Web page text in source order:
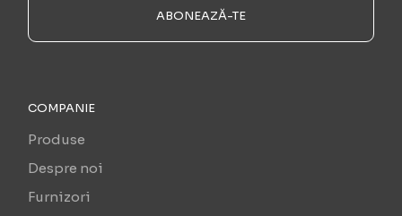
ABONEAZĂ-TE
COMPANIE
Produse
Despre noi
Furnizori